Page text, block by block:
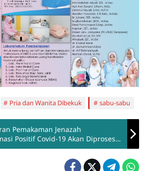
Pria dan Wanita Dibekuk sabu-sabu
Pemakaman Jenazah
Positif Covid-19 Akan Diproses